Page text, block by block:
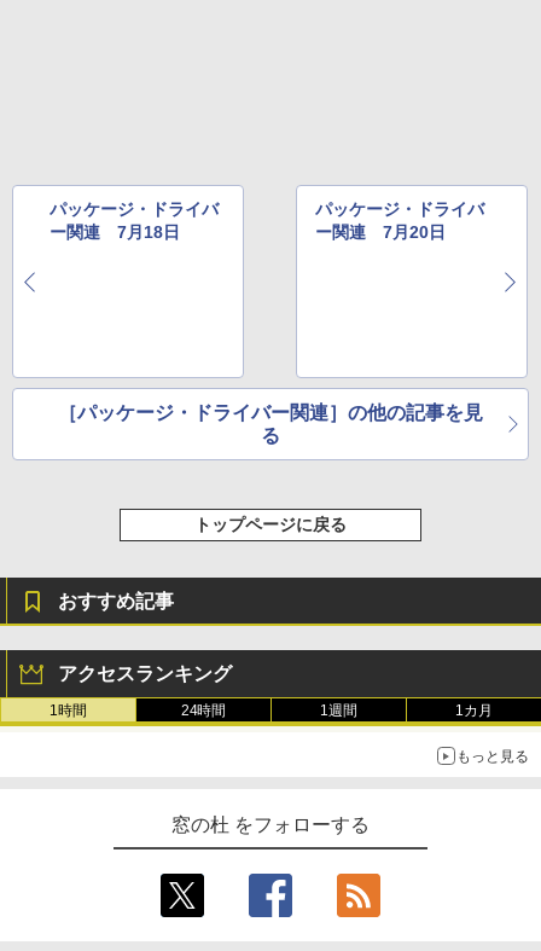
パッケージ・ドライバ
ー関連 7月18日
パッケージ・ドライバ
ー関連 7月20日
［パッケージ・ドライバー関連］の他の記事を見
る
トップページに戻る
おすすめ記事
アクセスランキング
1時間 24時間 1週間 1カ月
もっと見る
窓の杜 をフォローする